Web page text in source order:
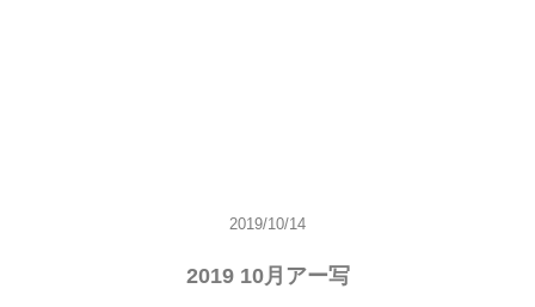
2019/10/14
2019 10月アー写